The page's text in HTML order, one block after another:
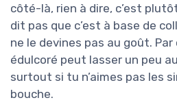
côté-là, rien à dire, c’est
dit pas que c’est à base de
ne le devines pas au goût.
édulcoré peut lasser un peu
surtout si tu n’aimes pas les
bouche.